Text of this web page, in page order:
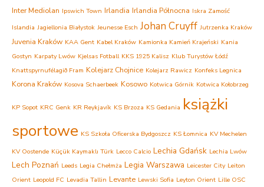
Inter Mediolan Ipswich Town Irlandia Irlandia Północna Iskra Zamość
Islandia Jagiellonia Białystok Jeunesse Esch Johan Cruyff Jutrzenka Kraków
Juvenia Kraków KAA Gent Kabel Kraków Kamionka Kamień Krajeński Kania
Gostyn Karpaty Lwów Kjelsas Fotball KKS 1925 Kalisz Klub Turystów Łódź
Knattspyrnufélagið Fram Kolejarz Chojnice Kolejarz Rawicz Konfeks Legnica
Korona Kraków Kosova Schaerbeek Kosowo Kotwica Górnik Kotwica Kołobrzeg
KP Sopot KRC Genk KR Reykjavík KS Brzoza KS Gedania książki
sportowe KS Szkoła Oficerska Bydgoszcz KS Łomnica KV Mechelen
KV Oostende Küçük Kaymaklı Türk Lecco Calcio Lechia Gdańsk Lechia Lwów
Lech Poznań Leeds Legia Chełmża Legia Warszawa Leicester City Leiton
Orient Leopold FC Levadia Tallin Levante Lewski Sofia Leyton Orient Lille OSC